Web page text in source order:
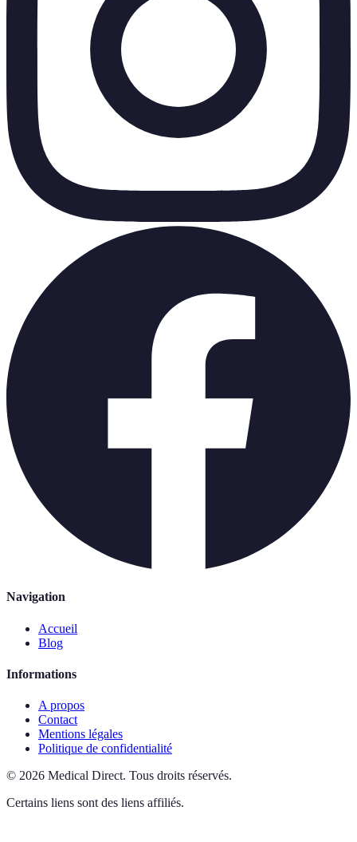
Navigation
Accueil
Blog
Informations
A propos
Contact
Mentions légales
Politique de confidentialité
© 2026 Medical Direct. Tous droits réservés.
Certains liens sont des liens affiliés.